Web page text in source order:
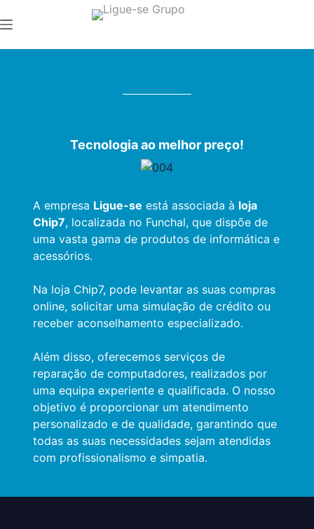
Tecnologia ao melhor preço!
A empresa Ligue-se está associada à loja
Chip7, localizada no Funchal, que dispõe de
uma vasta gama de produtos de informática e
acessórios.
Na loja Chip7, pode levantar as suas compras
online, solicitar uma simulação de crédito ou
receber aconselhamento especializado.
Além disso, oferecemos serviços de
reparação de computadores, realizados por
uma equipa experiente e qualificada. O nosso
objetivo é proporcionar um atendimento
personalizado e de qualidade, garantindo que
todas as suas necessidades sejam atendidas
com profissionalismo e simpatia.